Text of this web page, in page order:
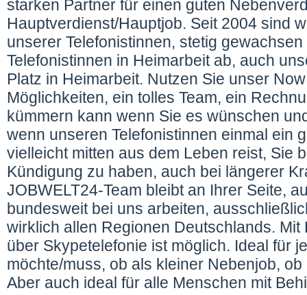
starken Partner für einen guten
Hauptverdienst/Hauptjob. Seit 2004 sind
unserer Telefonistinnen, stetig
Telefonistinnen in Heimarbeit ab, auch
Platz in Heimarbeit. Nutzen Sie unser
Möglichkeiten, ein tolles Team, ein
kümmern kann wenn Sie es wünschen
wenn unseren Telefonistinnen einmal ein
vielleicht mitten aus dem Leben reist, Sie
Kündigung zu haben, auch bei längerer
JOBWELT24-Team bleibt an Ihrer Seite,
bundesweit bei uns arbeiten,
wirklich allen Regionen Deutschlands.
über Skypetelefonie ist möglich. Ideal für
möchte/muss, ob als kleiner Nebenjob,
Aber auch ideal für alle Menschen mit